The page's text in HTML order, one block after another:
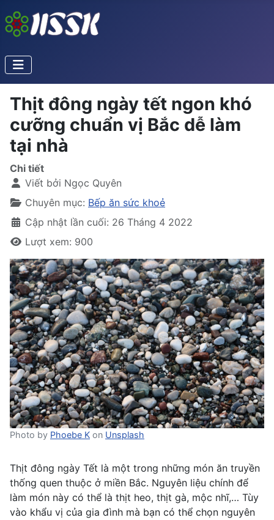
Thịt đông ngày tết ngon khó
cưỡng chuẩn vị Bắc dễ làm
tại nhà
Chi tiết
Viết bởi Ngọc Quyên
Chuyên mục: Bếp ăn sức khoẻ
Cập nhật lần cuối: 26 Tháng 4 2022
Lượt xem: 900
Photo by Phoebe K on Unsplash
Thịt đông ngày Tết là một trong những món ăn truyền
thống quen thuộc ở miền Bắc. Nguyên liệu chính để
làm món này có thể là thịt heo, thịt gà, mộc nhĩ,… Tùy
vào khẩu vị của gia đình mà bạn có thể chọn nguyên